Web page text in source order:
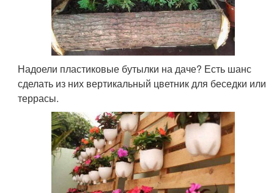
Надоели пластиковые бутылки на даче? Есть шанс
сделать из них вертикальный цветник для беседки или
террасы.